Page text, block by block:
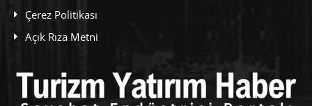
Çerez Politikası
Açık Rıza Metni